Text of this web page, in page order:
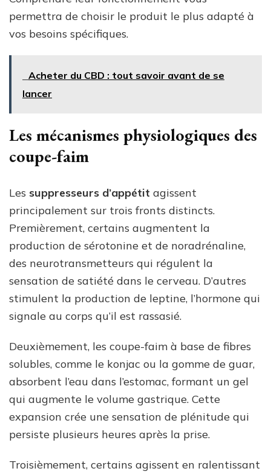
permettra de choisir le produit le plus adapté à
vos besoins spécifiques.
Acheter du CBD : tout savoir avant de se
lancer
Les mécanismes physiologiques des
coupe-faim
Les suppresseurs d’appétit agissent
principalement sur trois fronts distincts.
Premièrement, certains augmentent la
production de sérotonine et de noradrénaline,
des neurotransmetteurs qui régulent la
sensation de satiété dans le cerveau. D’autres
stimulent la production de leptine, l’hormone qui
signale au corps qu’il est rassasié.
Deuxièmement, les coupe-faim à base de fibres
solubles, comme le konjac ou la gomme de guar,
absorbent l’eau dans l’estomac, formant un gel
qui augmente le volume gastrique. Cette
expansion crée une sensation de plénitude qui
persiste plusieurs heures après la prise.
Troisièmement, certains agissent en ralentissant